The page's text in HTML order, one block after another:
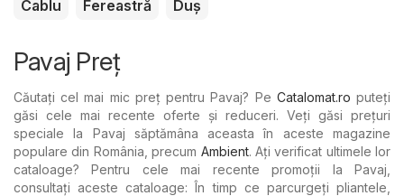
Cablu
Fereastră Duș
Pavaj Preț
Căutați cel mai mic preț pentru Pavaj? Pe Catalomat.ro puteți
găsi cele mai recente oferte și reduceri. Veți găsi prețuri
speciale la Pavaj săptămâna aceasta în aceste magazine
populare din România, precum Ambient. Ați verificat ultimele lor
cataloage? Pentru cele mai recente promoții la Pavaj,
consultați aceste cataloage: În timp ce parcurgeți pliantele,